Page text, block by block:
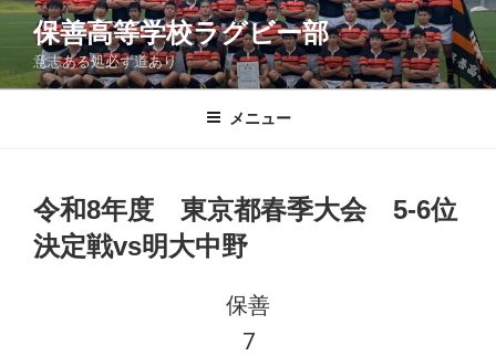
コ
ン
保善高等学校ラグビー部
意志ある処必ず道あり
メニュー
令和8年度 東京都春季大会 5-6位
決定戦vs明大中野
保善
7